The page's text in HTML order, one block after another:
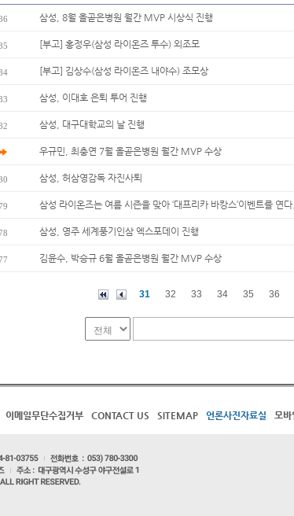
삼성, 8월 올곧은병원 월간 MVP 시상식 진행
[부고] 홍정우(삼성 라이온즈 투수) 외조모
[부고] 김상수(삼성 라이온즈 내야수) 조모상
삼성, 이대호 은퇴 투어 진행
삼성, 대구대학교의 날 진행
우규민, 최충연 7월 올곧은병원 월간 MVP 수상
삼성, 허삼영감독 자진사퇴
삼성 라이온즈는 여름 시즌을 맞아 ‘대프리카 바캉스’이벤트를 연다.
삼성, 영주 세계풍기인삼 엑스포데이 진행
김윤수, 박승규 6월 올곧은병원 월간 MVP 수상
31 32 33 34 35 36
이메일무단수집거부 CONTACT US SITEMAP 언론사진자료실 모바